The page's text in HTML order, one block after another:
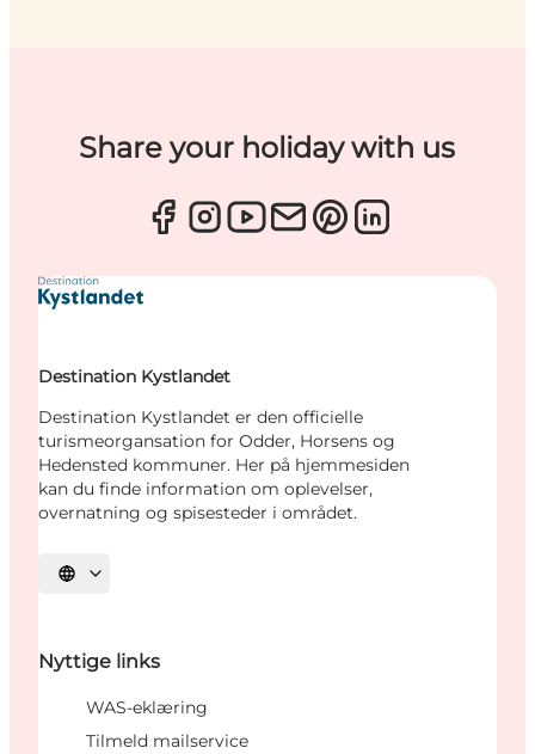
Share your holiday with us
Destination Kystlandet
Destination Kystlandet er den officielle
turismeorgansation for Odder, Horsens og
Hedensted kommuner. Her på hjemmesiden
kan du finde information om oplevelser,
overnatning og spisesteder i området.
Vælg sprog
Nyttige links
WAS-eklæring
Tilmeld mailservice